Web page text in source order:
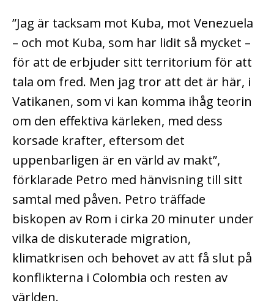
”Jag är tacksam mot Kuba, mot Venezuela
– och mot Kuba, som har lidit så mycket –
för att de erbjuder sitt territorium för att
tala om fred. Men jag tror att det är här, i
Vatikanen, som vi kan komma ihåg teorin
om den effektiva kärleken, med dess
korsade krafter, eftersom det
uppenbarligen är en värld av makt”,
förklarade Petro med hänvisning till sitt
samtal med påven. Petro träffade
biskopen av Rom i cirka 20 minuter under
vilka de diskuterade migration,
klimatkrisen och behovet av att få slut på
konflikterna i Colombia och resten av
världen.